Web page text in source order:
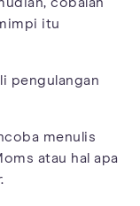
itu
pengulangan
menulis
atau hal apa